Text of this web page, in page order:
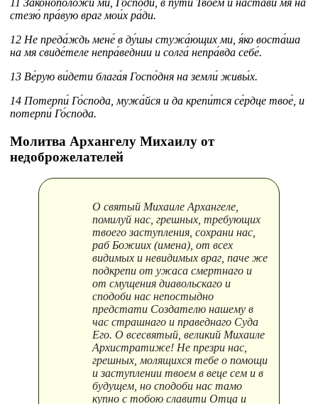
11 Законоположи́ ми, Го́споди, в пути́ Твое́м и наста́ви мя на
стезю́ пра́вую враг мои́х ра́ди.
12 Не преда́ждь мене́ в ду́шы стужа́ющих ми, я́ко воста́ша
на мя свиде́теле непра́веднии и солга́ непра́вда себе́.
13 Ве́рую ви́дети блага́я Госпо́дня на земли́ живы́х.
14 Потерпи́ Го́спода, мужа́йся и да крепи́тся се́рдце твое́, и
потерпи́ Го́спода.
Молитва Архангелу Михаилу от
недоброжелателей
О святый Михаиле Архангеле,
помилуй нас, грешных, требующих
твоего заступления, сохрани нас,
раб Божиих (имена), от всех
видимых и невидимых враг, паче же
подкрепи от ужаса смертнаго и
от смущения диавольскаго и
сподоби нас непостыдно
предстати Создателю нашему в
час страшнаго и праведнаго Суда
Его. О всесвятый, великий Михаиле
Архистратиже! Не презри нас,
грешных, молящихся тебе о помощи
и заступлении твоем в веце сем и в
будущем, но сподоби нас тамо
купно с тобою славити Отца и